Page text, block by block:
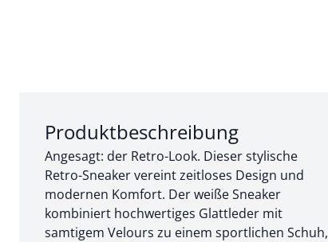
Abschnitt 1 von 3:
Produktbeschreibung
Angesagt: der Retro-Look. Dieser stylische
Retro-Sneaker vereint zeitloses Design und
modernen Komfort. Der weiße Sneaker
kombiniert hochwertiges Glattleder mit
samtigem Velours zu einem sportlichen Schuh,